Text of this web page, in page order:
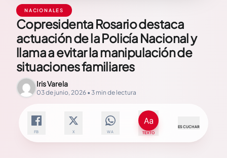
NACIONALES
Copresidenta Rosario destaca
actuación de la Policía Nacional y
llama a evitar la manipulación de
situaciones familiares
Iris Varela
03 de junio, 2026 • 3 min de lectura
FB X WA TEXTO
ESCUCHAR